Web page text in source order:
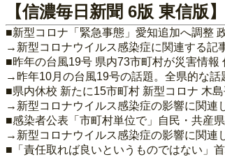
【信濃毎日新聞 6版 東信版】
■新型コロナ「緊急事態」愛知追加へ調整
→新型コロナウイルス感染症に関連する記
■昨年の台風19号 県内73市町村が災害情報
→昨年10月の台風19号の話題。全県的な話
■県内休校 新たに15市町村 新型コロナ 木
→新型コロナウイルス感染症の影響に関連
■感染者公表「市町村単位で」自民・共産
→新型コロナウイルス感染症の影響に関連
■「責任取れば良いというものではない」